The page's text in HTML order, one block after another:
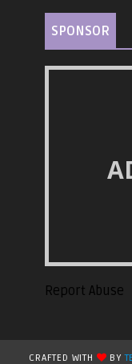
SPONSOR
Report Abuse
CRAFTED WITH BY